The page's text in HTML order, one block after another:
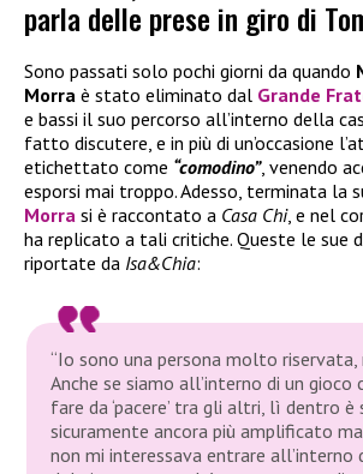
parla delle prese in giro di
Sono passati solo pochi giorni da quando
Morra è stato eliminato dal Grande
e bassi il suo percorso all’interno della
fatto discutere, e in più di un’occasione
etichettato come “comodino”, venendo
esporsi mai troppo. Adesso, terminata la
Morra si è raccontato a Casa Chi, e nel
ha replicato a tali critiche. Queste le sue
riportate da Isa&Chia:
“Io sono una persona molto
Anche se siamo all’interno di un gioco
fare da ‘pacere’ tra gli altri, lì dentro
sicuramente ancora più amplificato
non mi interessava entrare all’interno